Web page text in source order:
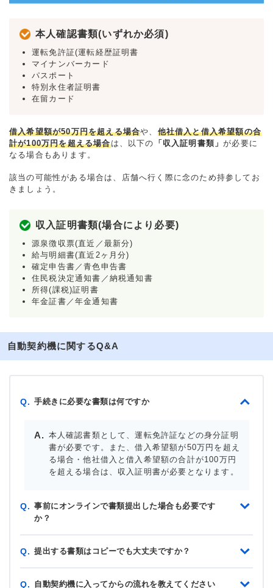
本人確認書類(いずれか必須)
運転免許証(運転経歴証明書
マイナンバーカード
パスポート
特別永住者証明書
在留カード
借入希望額が50万円を超える場合や、 他社借入と借入希望額の合
計が100万円を超える場合は、以下の 「収入証明書類」が必要に
なる場合もあります。
該当の可能性がある場合は、店舗へ行く際に念のため持参してお
きましょう。
収入証明書類(場合により必要)
源泉徴収票(直近／最新分)
給与明細書(直近2ヶ月分)
確定申告書／青色申告書
住民税決定通知書／納税通知書
所得(課税)証明書
年金証書／年金通知書
自動契約機に関するQ&A
Q. 手続きに必要な書類は何ですか
本人確認書類として、運転免許証などの身分証明
書が必要です。また、借入希望額が50万円を超え
る場合・他社借入と借入希望額の合計が100万円
を超える場合は、収入証明書が必要となります。
Q. 事前にオンラインで書類提出した場合も必要です
か？
Q. 提出する書類はコピーでも大丈夫ですか？
Q. 自動契約機に入ってからの流れを教えてください